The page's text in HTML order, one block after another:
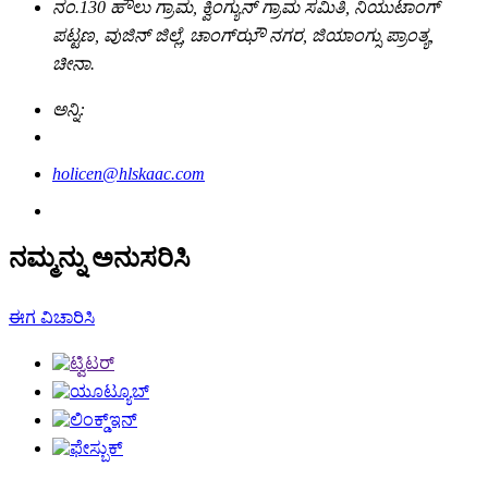
ನಂ.130 ಹೌಲು ಗ್ರಾಮ, ಕ್ವಿಂಗ್ಯುನ್ ಗ್ರಾಮ ಸಮಿತಿ, ನಿಯುಟಾಂಗ್
ಪಟ್ಟಣ, ವುಜಿನ್ ಜಿಲ್ಲೆ, ಚಾಂಗ್‌ಝೌ ನಗರ, ಜಿಯಾಂಗ್ಸು ಪ್ರಾಂತ್ಯ,
ಚೀನಾ.
ಅನ್ನಿ:
holicen@hlskaac.com
ನಮ್ಮನ್ನು ಅನುಸರಿಸಿ
ಈಗ ವಿಚಾರಿಸಿ